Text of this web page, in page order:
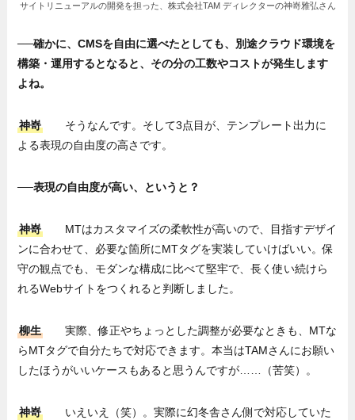
サイトリニューアルの開発を担った、株式会社TAM ディレクターの神嵜雅弘さん
──確かに、CMSを自由に選べたとしても、別途クラウド環境を
構築・運用するとなると、その分の工数やコストが発生します
よね。
神嵜
そうなんです。そして3点目が、テンプレート出力に
よる表現の自由度の高さです。
──表現の自由度が高い、というと？
神嵜
MTはカスタマイズの柔軟性が高いので、目指すデザイ
ンに合わせて、必要な箇所にMTタグを実装していけばいい。保
守の観点でも、モダンな構成に比べて堅牢で、長く使い続けら
れるWebサイトをつくれると判断しました。
柳生
実際、修正やちょっとした調整が必要なときも、MTな
らMTタグで自分たちで対応できます。本当はTAMさんにお願い
したほうがいいケースもあると思うんですが……（苦笑）。
神嵜
いえいえ（笑）。実際に幻冬舎さん側で対応していた